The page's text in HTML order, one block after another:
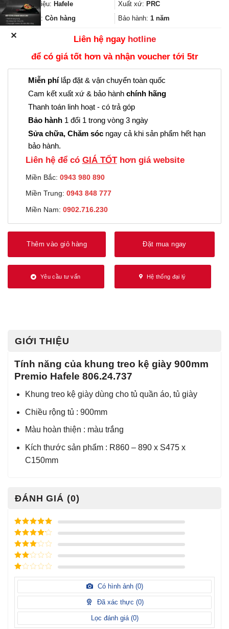
3.861.000₫.là:
2.895.000₫.
Thương hiệu: Hafele Xuất xứ: PRC
Trạng thái: Còn hàng Bảo hành: 1 năm
Liên hệ ngay hotline
để có giá tốt hơn và nhận voucher tới 5tr
Miễn phílắp đặt & vận chuyển toàn quốc
Cam kết xuất xứ & bảo hành chính hãng
Thanh toán linh hoạt - có trả góp
Bảo hành 1 đổi 1 trong vòng 3 ngày
Sửa chữa, Chăm sóc ngay cả khi sản phẩm hết hạn
bảo hành.
Liên hệ để có GIÁ TỐThơn giá website
Miền Bắc: 0943 980 890
Miền Trung: 0943 848 777
Miền Nam: 0902.716.230
Thêm vào giỏ hàng Đặt mua ngay
Yêu cầu tư vấn Hệ thống đại lý
GIỚI THIỆU
Tính năng của khung treo kệ giày 900mm
Premio Hafele 806.24.737
Khung treo kệ giày dùng cho tủ quần áo, tủ giày
Chiều rộng tủ : 900mm
Màu hoàn thiện : màu trắng
Kích thước sản phẩm : R860 – 890 x S475 x
C150mm
ĐÁNH GIÁ (0)
Được xếp
hạng
5
5
sao
Được xếp
hạng
4
5
sao
Được
xếp
hạng3
5 sao
Được
hạng
sao
Được
hạng
sao
Có hình ảnh (0)
Đã xác thực (0)
Lọc đánh giá (0)
✕